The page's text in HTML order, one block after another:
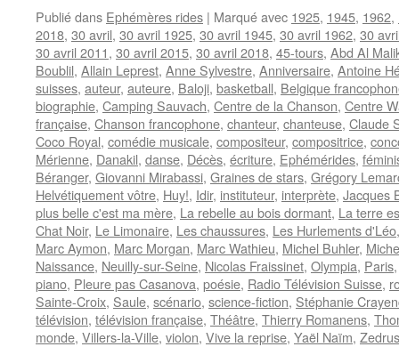
Publié dans Ephémères rides | Marqué avec 1925, 1945, 1962,
2018, 30 avril, 30 avril 1925, 30 avril 1945, 30 avril 1962, 30
30 avril 2011, 30 avril 2015, 30 avril 2018, 45-tours, Abd Al
Boublil, Allain Leprest, Anne Sylvestre, Anniversaire, Antoine
suisses, auteur, auteure, Baloji, basketball, Belgique
biographie, Camping Sauvach, Centre de la Chanson, Centre
française, Chanson francophone, chanteur, chanteuse, Claude
Coco Royal, comédie musicale, compositeur, compositrice,
Mérienne, Danakil, danse, Décès, écriture, Ephémérides,
Béranger, Giovanni Mirabassi, Graines de stars, Grégory
Helvétiquement vôtre, Huy!, Idir, instituteur, interprète, Jacques
plus belle c'est ma mère, La rebelle au bois dormant, La terre
Chat Noir, Le Limonaire, Les chaussures, Les Hurlements d'Léo
Marc Aymon, Marc Morgan, Marc Wathieu, Michel Buhler,
Naissance, Neuilly-sur-Seine, Nicolas Fraissinet, Olympia, Paris
piano, Pleure pas Casanova, poésie, Radio Télévision Suisse,
Sainte-Croix, Saule, scénario, science-fiction, Stéphanie
télévision, télévision française, Théâtre, Thierry Romanens,
monde, Villers-la-Ville, violon, Vive la reprise, Yaël Naïm, Zedrus